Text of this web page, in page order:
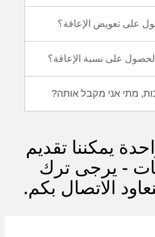
على تعويض الإعاقة؟
على نسبة الإعاقة؟
מתי אני מקבל אותה?
يمكننا تقديم
- يرجى ترك
الاتصال بكم.